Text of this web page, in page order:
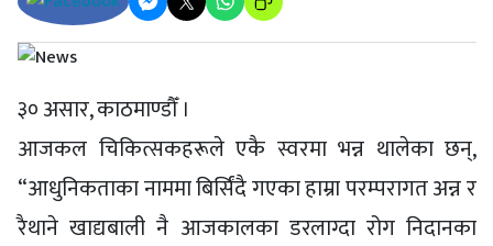
३० असार, काठमाण्डौँ ।
आजकल चिकित्सकहरूले एकै स्वरमा भन्न थालेका छन्,
“आधुनिकताका नाममा बिर्सिंदै गएका हाम्रा परम्परागत अन्न र
रैथाने खाद्यबाली नै आजकालका डरलाग्दा रोग निदानका